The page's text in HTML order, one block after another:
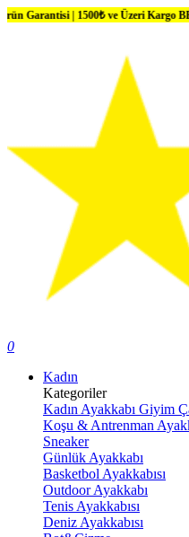
| 1500₺ ve Üzeri Kargo BEDAVA |
0
Kadın
Kategoriler
Kadın Ayakkabı Giyim
Koşu & Antrenman
Sneaker
Günlük Ayakkabı
Basketbol Ayakkabısı
Outdoor Ayakkabı
Tenis Ayakkabısı
Deniz Ayakkabısı